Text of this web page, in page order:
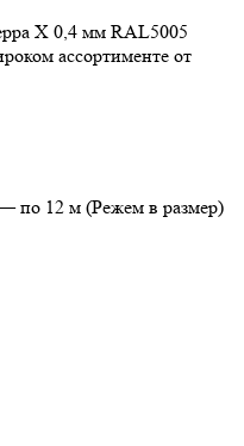
X 0,4 мм RAL5005
ассортименте от
по 12 м (Режем в размер)